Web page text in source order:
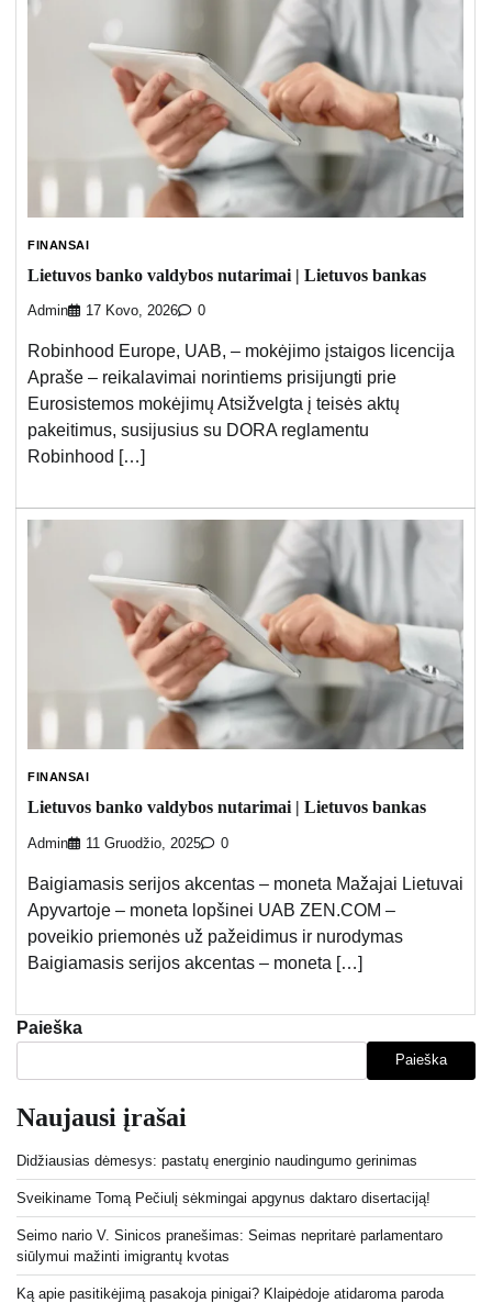
FINANSAI
Lietuvos banko valdybos nutarimai | Lietuvos bankas
Admin 17 Kovo, 2026 0
Robinhood Europe, UAB, – mokėjimo įstaigos licencija
Apraše – reikalavimai norintiems prisijungti prie
Eurosistemos mokėjimų Atsižvelgta į teisės aktų
pakeitimus, susijusius su DORA reglamentu
Robinhood […]
FINANSAI
Lietuvos banko valdybos nutarimai | Lietuvos bankas
Admin 11 Gruodžio, 2025 0
Baigiamasis serijos akcentas – moneta Mažajai Lietuvai
Apyvartoje – moneta lopšinei UAB ZEN.COM –
poveikio priemonės už pažeidimus ir nurodymas
Baigiamasis serijos akcentas – moneta […]
Paieška
Paieška
Naujausi įrašai
Didžiausias dėmesys: pastatų energinio naudingumo gerinimas
Sveikiname Tomą Pečiulį sėkmingai apgynus daktaro disertaciją!
Seimo nario V. Sinicos pranešimas: Seimas nepritarė parlamentaro
siūlymui mažinti imigrantų kvotas
Ką apie pasitikėjimą pasakoja pinigai? Klaipėdoje atidaroma paroda